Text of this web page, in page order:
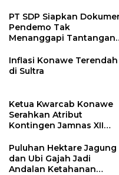
PT SDP Siapkan
Pendemo Tak
Menanggapi Tantangan
Inflasi Konawe Terendah
di Sultra
Ketua Kwarcab Konawe
Serahkan Atribut
Kontingen Jamnas XII
Puluhan Hektare Jagung
dan Ubi Gajah Jadi
Andalan Ketahanan